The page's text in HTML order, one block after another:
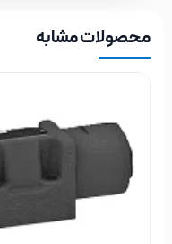
محصولات مشابه